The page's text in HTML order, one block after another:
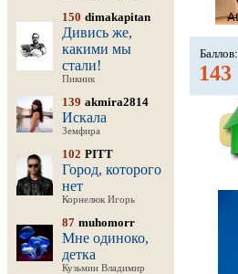
150 dimakapitan
Дивись же,
какими мы
стали!
Пикник
139 akmira2814
Искала
Земфира
102 PITT
Город, которого
нет
Корнелюк Игорь
87 muhomorr
Мне одиноко,
детка
Кузьмин Владимир
Баллов:
143